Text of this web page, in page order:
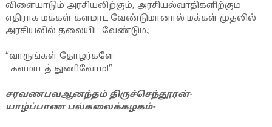
விளையாடும் அரசியலிற்கும், அரசியல்வாதிகளிற்கும்
எதிராக மக்கள் களமாட வேண்டுமானால் மக்கள் முதலில்
அரசியலில் தலையிட வேண்டும.;
“வாருங்கள் தோழர்களே
களமாடத் துணிவோம்!”
சரவணபவஆனந்தம் திருச்செந்தூரன்-
யாழ்ப்பாண பல்கலைக்கழகம்-